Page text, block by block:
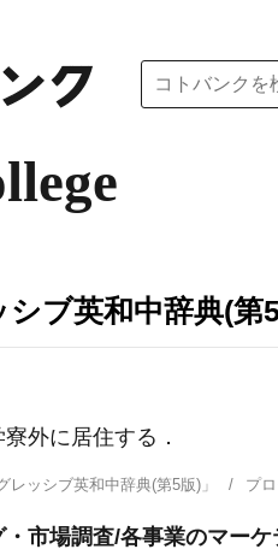
ブ英和中辞典(第
外に居住する ．
レッシブ英和中辞典(第5版)」 プ
市場調査/各事業のマー